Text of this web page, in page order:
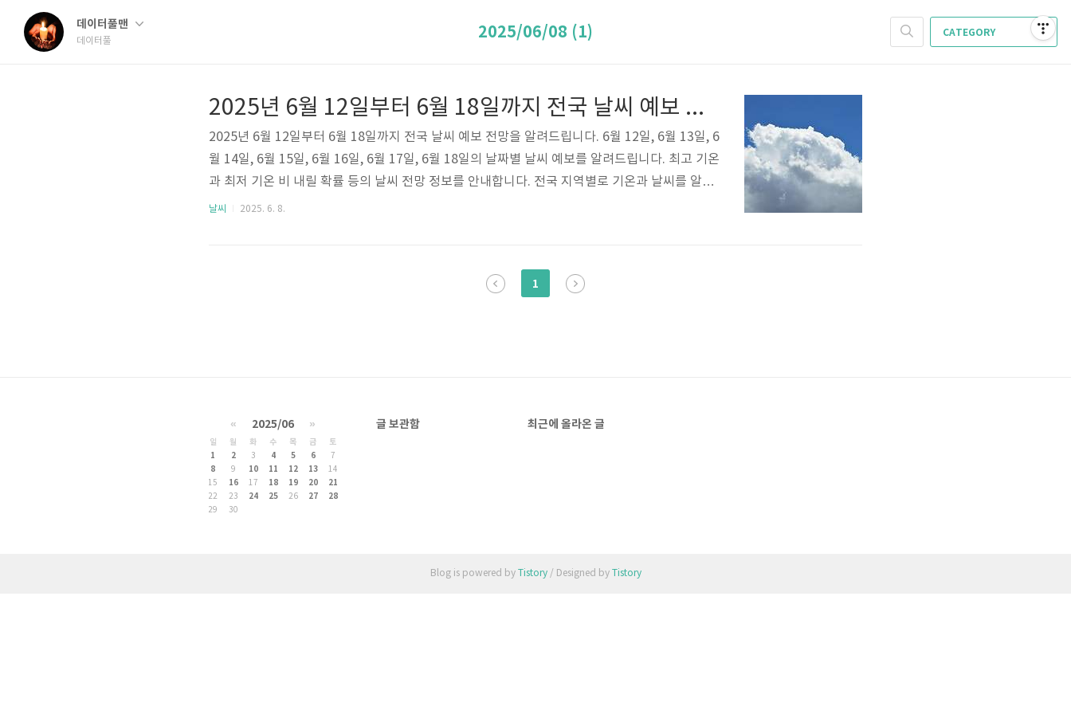
데이터풀맨
데이터풀
CATEGORY
2025/06/08 (1)
2025년 6월 12일부터 6월 18일까지 전국 날씨 예보 서울부터 제주도까지 기온 더위 비 전망
2025년 6월 12일부터 6월 18일까지 전국 날씨 예보 전망을 알려드립니다. 6월 12일, 6월 13일, 6
월 14일, 6월 15일, 6월 16일, 6월 17일, 6월 18일의 날짜별 날씨 예보를 알려드립니다. 최고 기온
과 최저 기온 비 내릴 확률 등의 날씨 전망 정보를 안내합니다. 전국 지역별로 기온과 날씨를 알려
드립니다. 2025년 6월 12일에서 6월 20일 사이 날씨를 알려드리겠습니다.이 글의 날씨 예보 안내
니다.기상청 날씨누리 홈페이지를 방문하셔서 날씨를 확인하시려면 글 아래 링크를 클릭하셔서
날씨 2025. 6. 8.
1
« 2025/06 »
일 월 화 수 목 금
토
1
2 3 4 5 6
7
8
9 10 11 12 13
14
15
16 17 18 19 20
21
22
23 24 25 26 27
28
29
30
글 보관함 최근에 올라온 글
Blog is powered by Tistory/ Designed by Tistory